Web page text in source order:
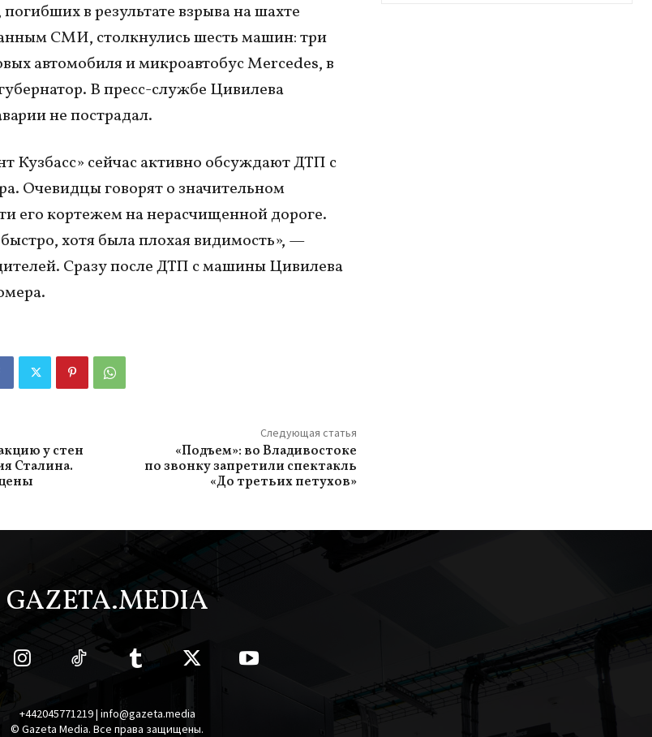
в результате взрыва на шахте
СМИ, столкнулись шесть машин: три
автомобиля и микроавтобус Mercedes, в
В пресс-службе Цивилева
не пострадал.
Кузбасс» сейчас активно обсуждают ДТП с
Очевидцы говорят о значительном
его кортежем на нерасчищенной дороге.
хотя была плохая видимость», —
Сразу после ДТП с машины Цивилева
у стен
Сталина.
Следующая статья
«Подъем»: во Владивостоке
по звонку запретили спектакль
«До третьих петухов»
GAZETA.MEDIA
+442045771219 | info@gazeta.media
© Gazeta Media. Все права защищены.